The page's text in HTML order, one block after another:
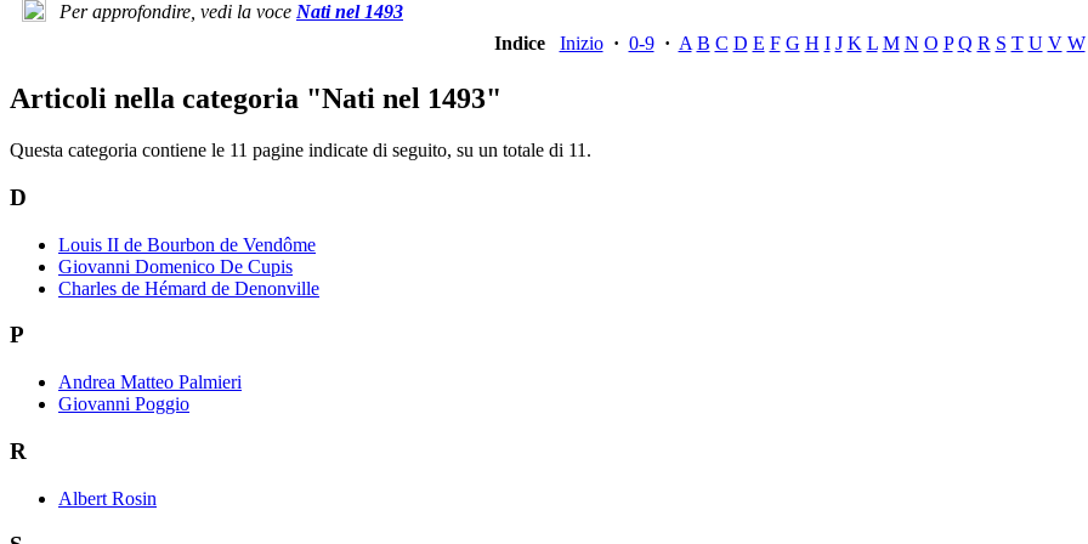
Per approfondire, vedi la voce Nati nel 1493
Indice
Inizio · 0-9 · A B C D E F G H I J K L M N O P Q R S T U V W
Articoli nella categoria "Nati nel 1493"
Questa categoria contiene le 11 pagine indicate di seguito, su un totale di 11.
D
Louis II de Bourbon de Vendôme
Giovanni Domenico De Cupis
Charles de Hémard de Denonville
P
Andrea Matteo Palmieri
Giovanni Poggio
R
Albert Rosin